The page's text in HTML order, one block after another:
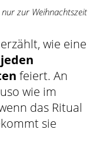
zur Weihnachtszeit
wie eine
jeden
feiert. An
wie im
das Ritual
sie